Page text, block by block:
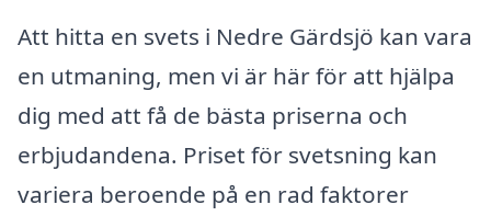
Att hitta en svets i Nedre Gärdsjö kan vara
en utmaning, men vi är här för att hjälpa
dig med att få de bästa priserna och
erbjudandena. Priset för svetsning kan
variera beroende på en rad faktorer